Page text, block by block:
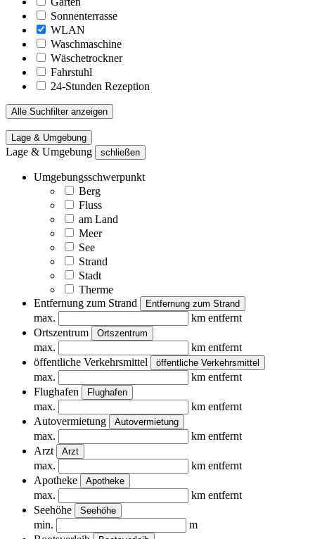
Sonnenterrasse
WLAN
Waschmaschine
Wäschetrockner
Fahrstuhl
24-Stunden Rezeption
Alle Suchfilter anzeigen
Lage & Umgebung
Lage & Umgebung schließen
Umgebungsschwerpunkt
Berg
Fluss
am Land
Meer
See
Strand
Stadt
Therme
Entfernung zum Strand
Entfernung zum Strand
max.
km entfernt
Ortszentrum
Ortszentrum
max.
km entfernt
öffentliche Verkehrsmittel
öffentliche Verkehrsmittel
max.
km entfernt
Flughafen
Flughafen
max.
km entfernt
Autovermietung
Autovermietung
max.
km entfernt
Arzt
Arzt
max.
km entfernt
Apotheke
Apotheke
max.
km entfernt
Seehöhe
Seehöhe
min.
m